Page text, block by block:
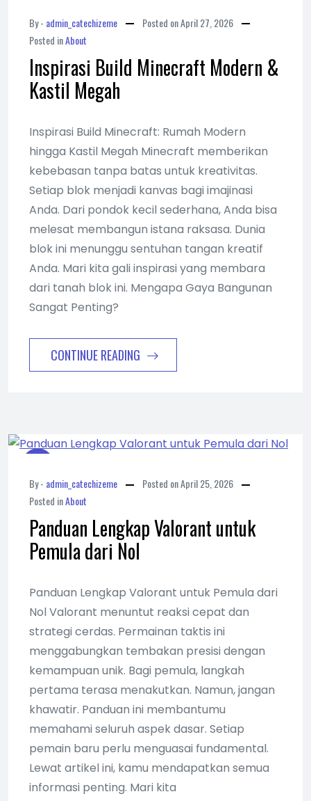
By - admin_catechizeme Posted onApril 27, 2026
Posted inAbout
Inspirasi Build Minecraft Modern &
Kastil Megah
Inspirasi Build Minecraft: Rumah Modern
hingga Kastil Megah Minecraft memberikan
kebebasan tanpa batas untuk kreativitas.
Setiap blok menjadi kanvas bagi imajinasi
Anda. Dari pondok kecil sederhana, Anda bisa
melesat membangun istana raksasa. Dunia
blok ini menunggu sentuhan tangan kreatif
Anda. Mari kita gali inspirasi yang membara
dari tanah blok ini. Mengapa Gaya Bangunan
Sangat Penting?
CONTINUE READING
By - admin_catechizeme Posted onApril 25, 2026
Posted inAbout
Panduan Lengkap Valorant untuk
Pemula dari Nol
Panduan Lengkap Valorant untuk Pemula dari
Nol Valorant menuntut reaksi cepat dan
strategi cerdas. Permainan taktis ini
menggabungkan tembakan presisi dengan
kemampuan unik. Bagi pemula, langkah
pertama terasa menakutkan. Namun, jangan
khawatir. Panduan ini membantumu
memahami seluruh aspek dasar. Setiap
pemain baru perlu menguasai fundamental.
Lewat artikel ini, kamu mendapatkan semua
informasi penting. Mari kita